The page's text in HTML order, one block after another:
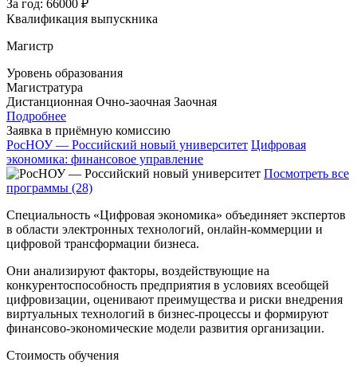
За год: 66000 ₽
Квалификация выпускника
Магистр
Уровень образования
Магистратура
Дистанционная Очно-заочная Заочная
Подробнее
Заявка в приёмную комиссию
РосНОУ — Российский новый университет Цифровая
экономика: финансовое управление
Посмотреть все
программы (28)
Специальность «Цифровая экономика» объединяет экспертов
в области электронных технологий, онлайн-коммерции и
цифровой трансформации бизнеса.
Они анализируют факторы, воздействующие на
конкурентоспособность предприятия в условиях всеобщей
цифровизации, оценивают преимущества и риски внедрения
виртуальных технологий в бизнес-процессы и формируют
финансово-экономические модели развития организации.
Стоимость обучения